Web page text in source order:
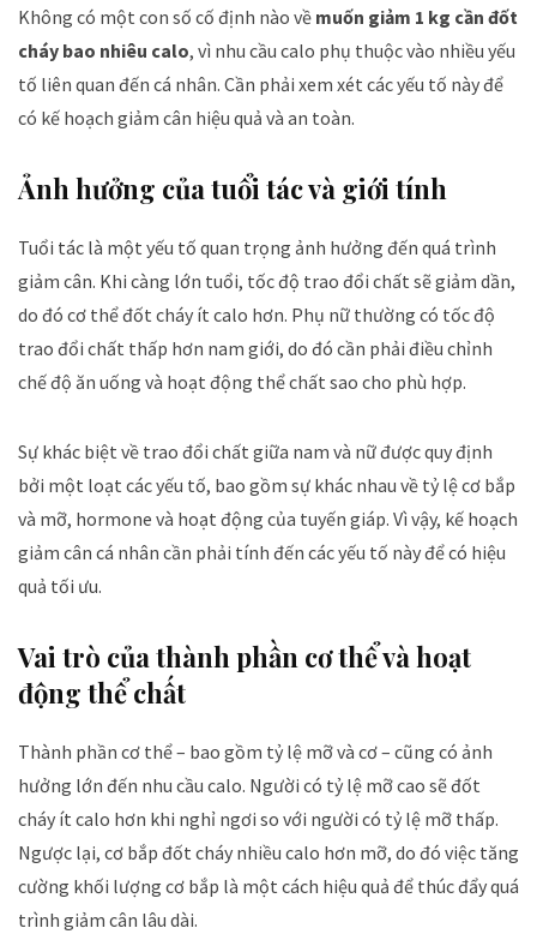
Không có một con số cố định nào về muốn giảm 1 kg cần đốt
cháy bao nhiêu calo, vì nhu cầu calo phụ thuộc vào nhiều yếu
tố liên quan đến cá nhân. Cần phải xem xét các yếu tố này để
có kế hoạch giảm cân hiệu quả và an toàn.
Ảnh hưởng của tuổi tác và giới tính
Tuổi tác là một yếu tố quan trọng ảnh hưởng đến quá trình
giảm cân. Khi càng lớn tuổi, tốc độ trao đổi chất sẽ giảm dần,
do đó cơ thể đốt cháy ít calo hơn. Phụ nữ thường có tốc độ
trao đổi chất thấp hơn nam giới, do đó cần phải điều chỉnh
chế độ ăn uống và hoạt động thể chất sao cho phù hợp.
Sự khác biệt về trao đổi chất giữa nam và nữ được quy định
bởi một loạt các yếu tố, bao gồm sự khác nhau về tỷ lệ cơ bắp
và mỡ, hormone và hoạt động của tuyến giáp. Vì vậy, kế hoạch
giảm cân cá nhân cần phải tính đến các yếu tố này để có hiệu
quả tối ưu.
Vai trò của thành phần cơ thể và hoạt
động thể chất
Thành phần cơ thể – bao gồm tỷ lệ mỡ và cơ – cũng có ảnh
hưởng lớn đến nhu cầu calo. Người có tỷ lệ mỡ cao sẽ đốt
cháy ít calo hơn khi nghỉ ngơi so với người có tỷ lệ mỡ thấp.
Ngược lại, cơ bắp đốt cháy nhiều calo hơn mỡ, do đó việc tăng
cường khối lượng cơ bắp là một cách hiệu quả để thúc đẩy quá
trình giảm cân lâu dài.